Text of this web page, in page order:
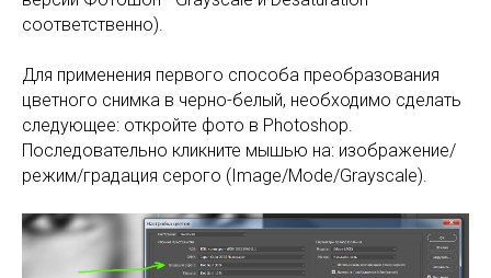
соответственно).
Для применения первого способа преобразования
цветного снимка в черно-белый, необходимо сделать
следующее: откройте фото в Photoshop.
Последовательно кликните мышью на: изображение/
режим/градация серого (Image/Mode/Grayscale).